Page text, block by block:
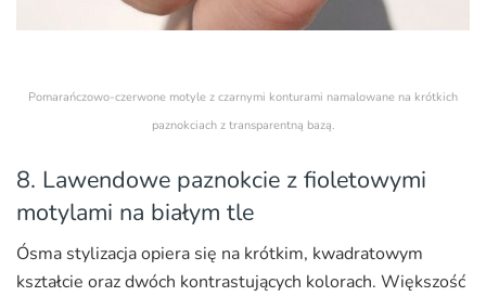
Pomarańczowo-czerwone motyle z czarnymi konturami namalowane na krótkich
paznokciach z transparentną bazą.
8. Lawendowe paznokcie z fioletowymi
motylami na białym tle
Ósma stylizacja opiera się na krótkim, kwadratowym
kształcie oraz dwóch kontrastujących kolorach. Większość